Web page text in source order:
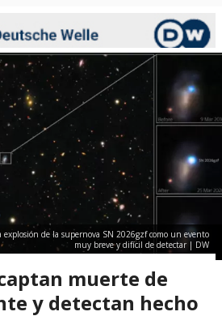
explosión de la supernova SN 2026gzf como un evento
muy breve y difícil de detectar | DW
muerte de
y detectan hecho